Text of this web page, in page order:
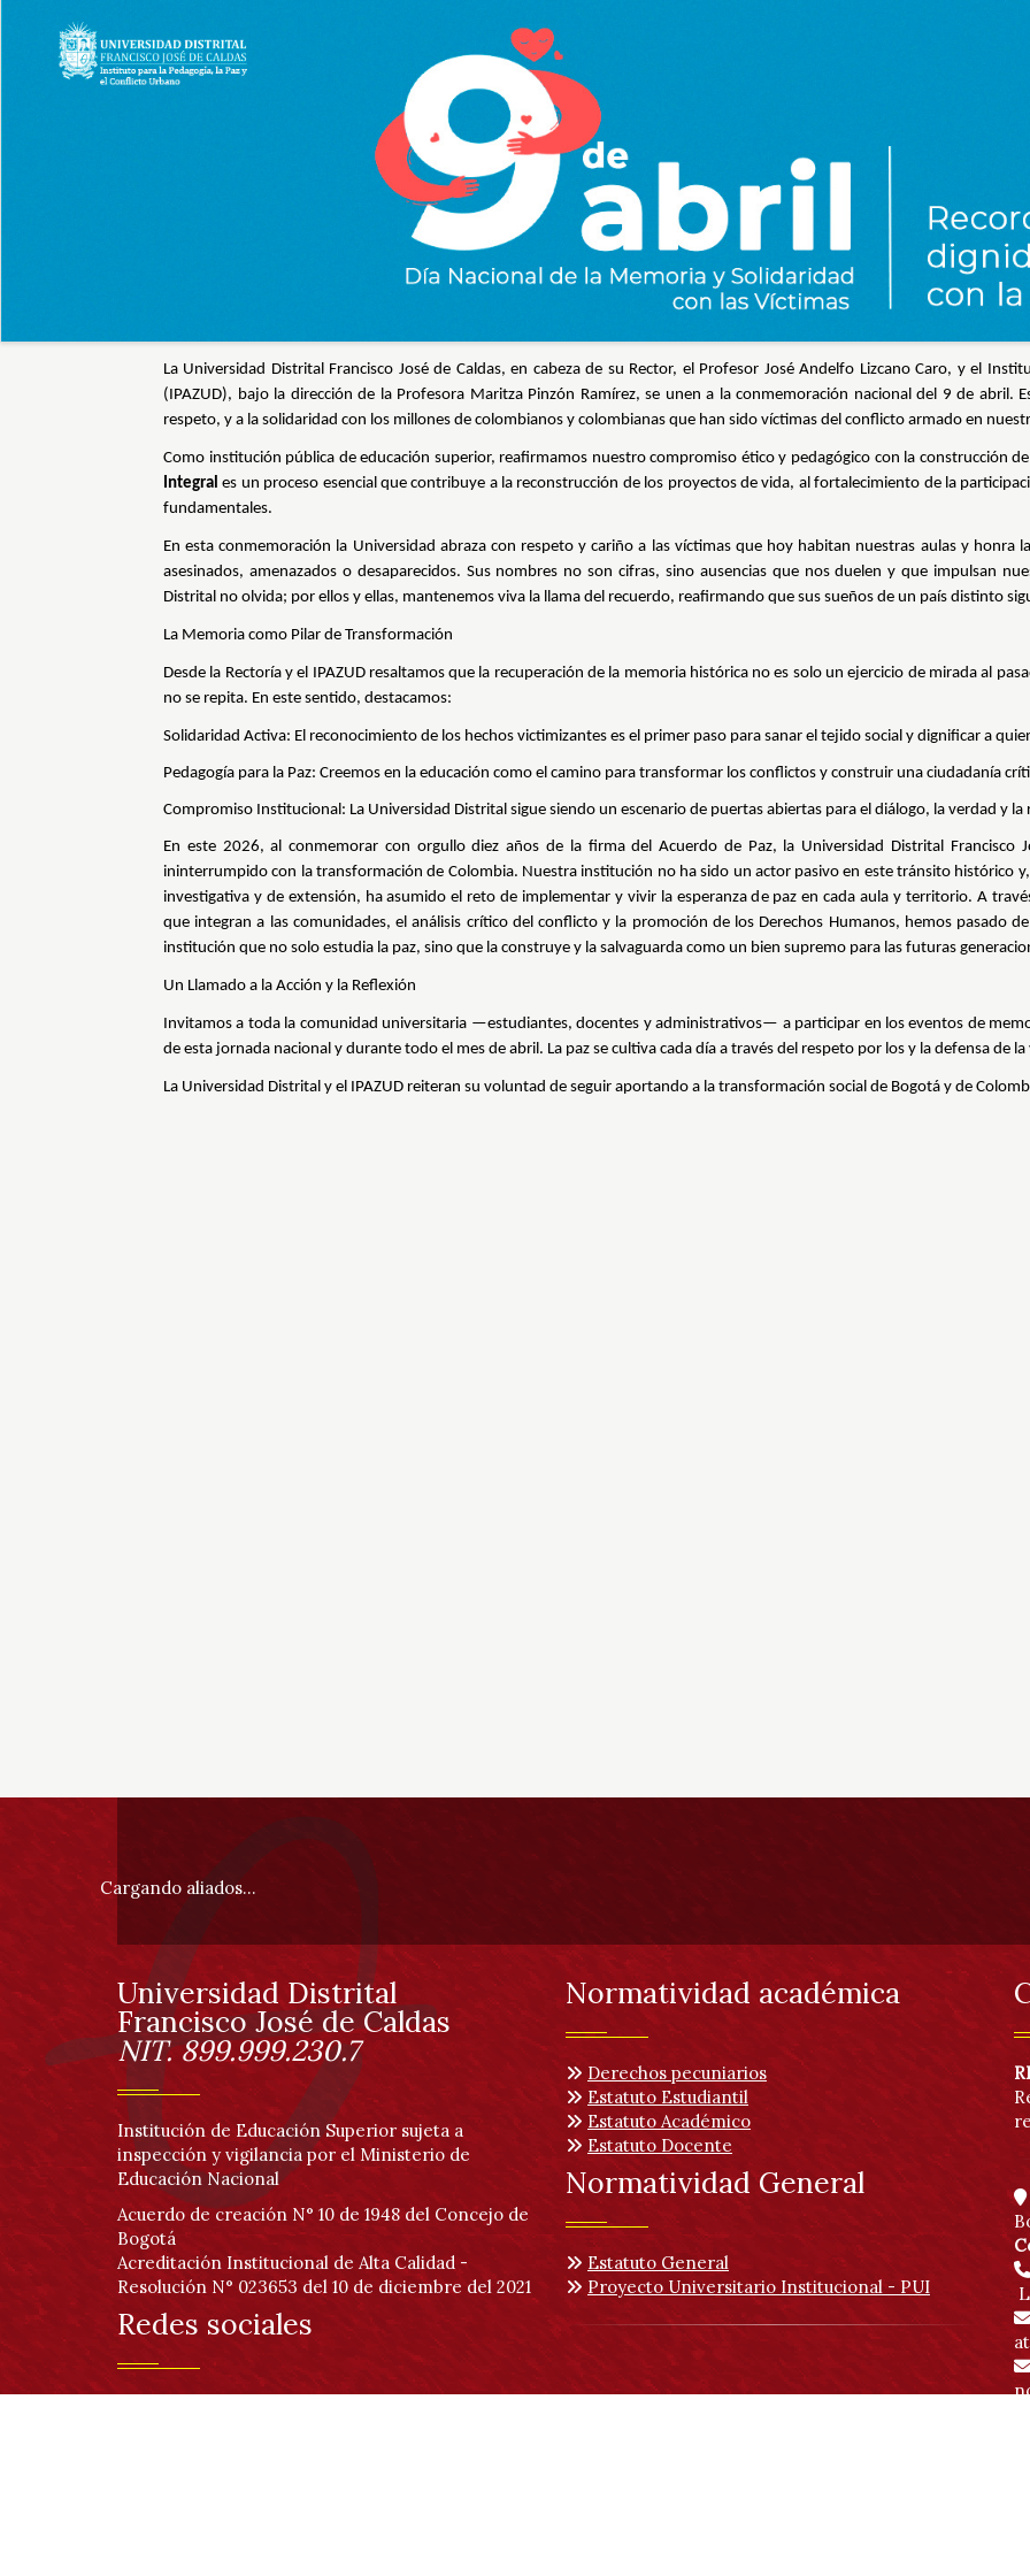
La Universidad Distrital Francisco José de Caldas, en cabeza de su Rector, el Profesor José Andelfo Lizcano Caro, y el
(IPAZUD), bajo la dirección de la Profesora Maritza Pinzón Ramírez, se unen a la conmemoración nacional del 9 de abril.
respeto, y a la solidaridad con los millones de colombianos y colombianas que han sido víctimas del conflicto armado en
Como institución pública de educación superior, reafirmamos nuestro compromiso ético y pedagógico con la construcción
Integral es un proceso esencial que contribuye a la reconstrucción de los proyectos de vida, al fortalecimiento de la
fundamentales.
En esta conmemoración la Universidad abraza con respeto y cariño a las víctimas que hoy habitan nuestras aulas y honra
asesinados, amenazados o desaparecidos. Sus nombres no son cifras, sino ausencias que nos duelen y que impulsan
Distrital no olvida; por ellos y ellas, mantenemos viva la llama del recuerdo, reafirmando que sus sueños de un país distinto
La Memoria como Pilar de Transformación
Desde la Rectoría y el IPAZUD resaltamos que la recuperación de la memoria histórica no es solo un ejercicio de mirada al
no se repita. En este sentido, destacamos:
Solidaridad Activa: El reconocimiento de los hechos victimizantes es el primer paso para sanar el tejido social y dignificar a
Pedagogía para la Paz: Creemos en la educación como el camino para transformar los conflictos y construir una ciudadanía
Compromiso Institucional: La Universidad Distrital sigue siendo un escenario de puertas abiertas para el diálogo, la verdad y
En este 2026, al conmemorar con orgullo diez años de la firma del Acuerdo de Paz, la Universidad Distrital Francisco
ininterrumpido con la transformación de Colombia. Nuestra institución no ha sido un actor pasivo en este tránsito histórico
investigativa y de extensión, ha asumido el reto de implementar y vivir la esperanza de paz en cada aula y territorio. A
que integran a las comunidades, el análisis crítico del conflicto y la promoción de los Derechos Humanos, hemos pasado
institución que no solo estudia la paz, sino que la construye y la salvaguarda como un bien supremo para las futuras
Un Llamado a la Acción y la Reflexión
Invitamos a toda la comunidad universitaria —estudiantes, docentes y administrativos— a participar en los eventos de
de esta jornada nacional y durante todo el mes de abril. La paz se cultiva cada día a través del respeto por los y la defensa de la
La Universidad Distrital y el IPAZUD reiteran su voluntad de seguir aportando a la transformación social de Bogotá y de
Información
pie
de
página
Cargando aliados...
Información
Universidad Distrital
Francisco José de Caldas
NIT. 899.999.230.7
Institución de Educación Superior sujeta a
inspección y vigilancia por el Ministerio de
Educación Nacional
Acuerdo de creación N° 10 de 1948 del Concejo de
Bogotá
Acreditación Institucional de Alta Calidad -
Resolución N° 023653 del 10 de diciembre del 2021
Redes sociales
Normatividad académica
Derechos pecuniarios
Estatuto Estudiantil
Estatuto Académico
Estatuto Docente
Normatividad General
Estatuto General
Proyecto Universitario Institucional - PUI